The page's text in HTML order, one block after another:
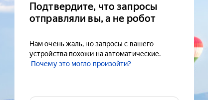
Подтвердите, что запросы
отправляли вы, а не робот
Нам очень жаль, но запросы с вашего
устройства похожи на автоматические.
Почему это могло произойти?